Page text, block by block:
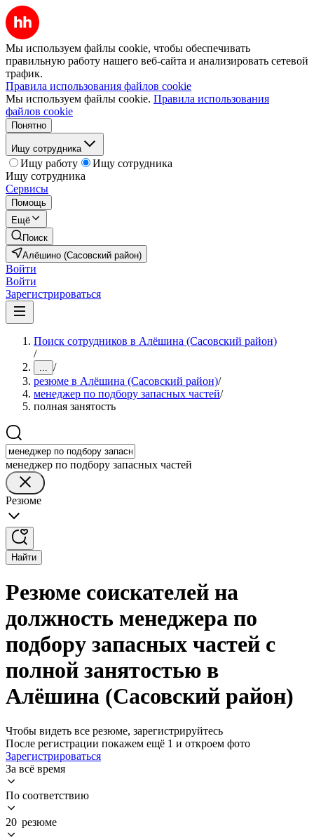
Мы используем файлы cookie, чтобы обеспечивать
правильную работу нашего веб-сайта и анализировать сетевой
трафик.
Правила использования файлов cookie
Мы используем файлы cookie. Правила использования
файлов cookie
Понятно
Ищу сотрудника
Ищу работу
Ищу сотрудника
Ищу сотрудника
Сервисы
Помощь
Ещё
Поиск
Алёшино (Сасовский район)
Войти
Войти
Зарегистрироваться
Поиск сотрудников в Алёшина (Сасовский район)
/
... /
резюме в Алёшина (Сасовский район)/
менеджер по подбору запасных частей/
полная занятость
менеджер по подбору запасных частей
Резюме
Найти
Резюме соискателей на
должность менеджера по
подбору запасных частей с
полной занятостью в
Алёшина (Сасовский район)
Чтобы видеть все резюме, зарегистрируйтесь
После регистрации покажем ещё 1 и откроем фото
Зарегистрироваться
За всё время
По соответствию
20 резюме